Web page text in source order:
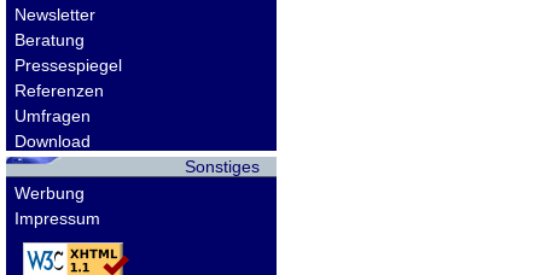
Newsletter
Beratung
Pressespiegel
Referenzen
Umfragen
Download
Sonstiges
Werbung
Impressum